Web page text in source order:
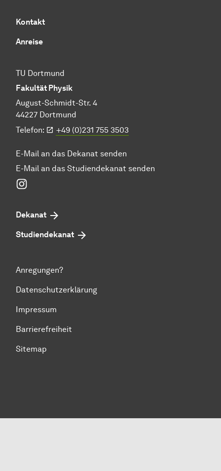
Kontakt
Anreise
TU Dortmund
Fakultät Physik
August-Schmidt-Str. 4
44227 Dortmund
Telefon:
+49 (0)231 755 3503
E-Mail an das Dekanat senden
E-Mail an das Studiendekanat senden
Dekanat
Studiendekanat
Anregungen?
Datenschutzerklärung
Impressum
Barrierefreiheit
Sitemap